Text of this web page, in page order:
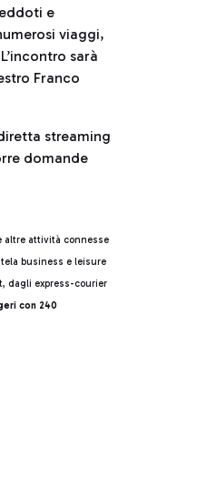
e
viaggi,
sarà
Franco
streaming
domande
altre attività connesse
business e leisure
dagli express-courier
con 240